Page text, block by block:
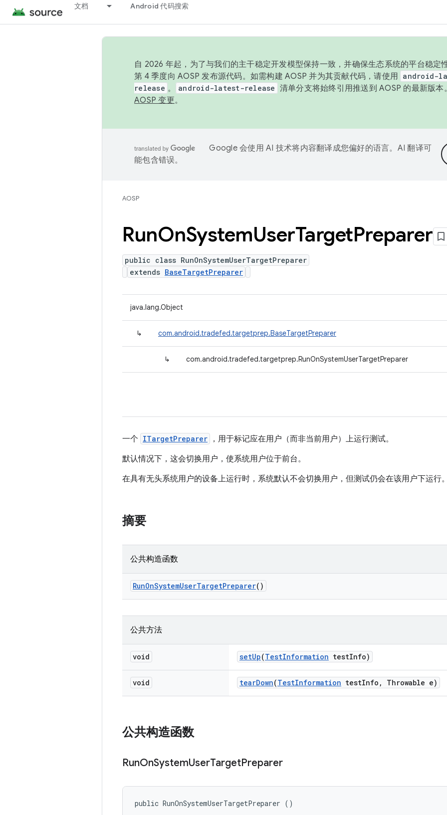
文档 Android 代码搜索
自 2026 年起，为了与我们的主干稳定开发模型保持一致，并确保生态系统的平台稳定
第 4 季度向 AOSP 发布源代码。如需构建 AOSP 并为其贡献代码，请使用 android-
release 。 android-latest-release 清单分支将始终引用推送到 AOSP 的最新版
AOSP 变更。
Google 会使用 AI 技术将内容翻译成您偏好的语言。AI 翻译可
能包含错误。
AOSP
RunOnSystemUserTargetPreparer
public class RunOnSystemUserTargetPreparer
extends BaseTargetPreparer
java.lang.Object
↳ com.android.tradefed.targetprep.BaseTargetPreparer
↳ com.android.tradefed.targetprep.RunOnSystemUserTargetPreparer
一个 ITargetPreparer
，用于标记应在用户（而非当前用户）上运行测试。
默认情况下，这会切换用户，使系统用户位于前台。
在具有无头系统用户的设备上运行时，系统默认不会切换用户，但测试仍会在该用户下运行
摘要
公共构造函数
RunOnSystemUserTargetPreparer()
公共方法
void setUp(TestInformation testInfo)
void tearDown(TestInformation testInfo , Throwable e)
公共构造函数
RunOnSystemUserTargetPreparer
public RunOnSystemUserTargetPreparer ()